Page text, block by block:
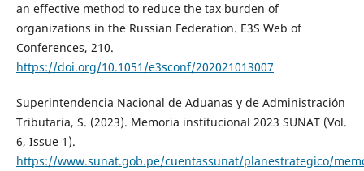
an effective method to reduce the tax burden of
organizations in the Russian Federation. E3S Web of
Conferences, 210.
https://doi.org/10.1051/e3sconf/202021013007
Superintendencia Nacional de Aduanas y de Administración
Tributaria, S. (2023). Memoria institucional 2023 SUNAT (Vol.
6, Issue 1).
https://www.sunat.gob.pe/cuentassunat/planestrategico/